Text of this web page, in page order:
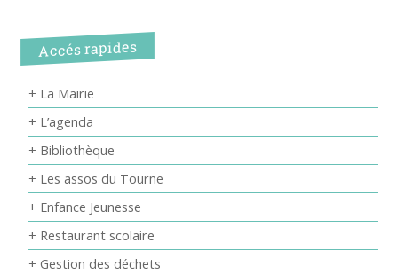
Accés rapides
+ La Mairie
+ L’agenda
+ Bibliothèque
+ Les assos du Tourne
+ Enfance Jeunesse
+ Restaurant scolaire
+ Gestion des déchets